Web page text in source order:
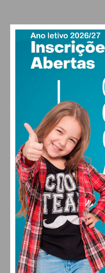
PAÇOS
17°
29°
SEG
31
TER
FARMACIAS DE
FERREIRA